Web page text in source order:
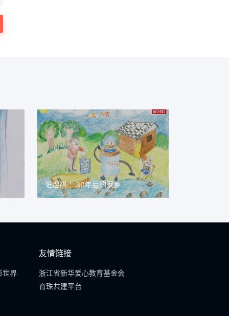
张煜祺 ：30年后的家乡
世界
友情链接
浙江省新华爱心教育基金会
育珠共建平台